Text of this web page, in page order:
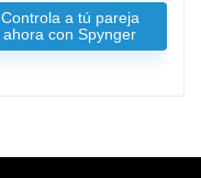
Controla a tú pareja
ahora con Spynger